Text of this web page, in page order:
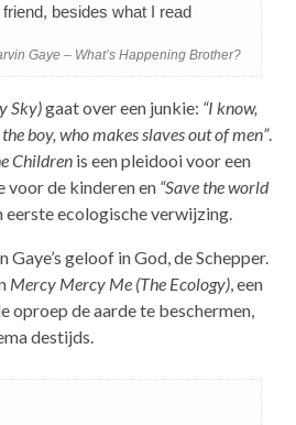
besides what I read
Gaye – What’s Happening Brother?
Sky)gaat over een junkie: “I know,
boy, who makes slaves out of men”.
Children is een pleidooi voor een
voor de kinderen en “Save the world
eerste ecologische verwijzing.
Gaye’s geloof in God, de Schepper.
Mercy Mercy Me (The Ecology), een
oproep de aarde te beschermen,
destijds.